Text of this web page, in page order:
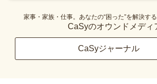
家事・家族・仕事。あなたの“困った”を解決す
CaSyのオウンドメディ
CaSyジャーナル